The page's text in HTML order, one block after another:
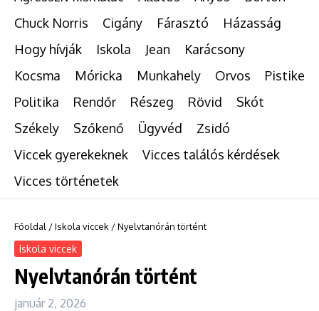
Chuck Norris
Cigány Fárasztó
Házasság
Hogy hívják
Iskola Jean
Karácsony
Kocsma
Móricka Munkahely Orvos
Pistike
Politika
Rendőr Részeg Rövid
Skót
Székely
Szőkenő Ügyvéd
Zsidó
Viccek gyerekeknek
Vicces találós kérdések
Vicces történetek
Főoldal /Iskola viccek /Nyelvtanórán történt
Iskola viccek
Nyelvtanórán történt
január 2, 2026